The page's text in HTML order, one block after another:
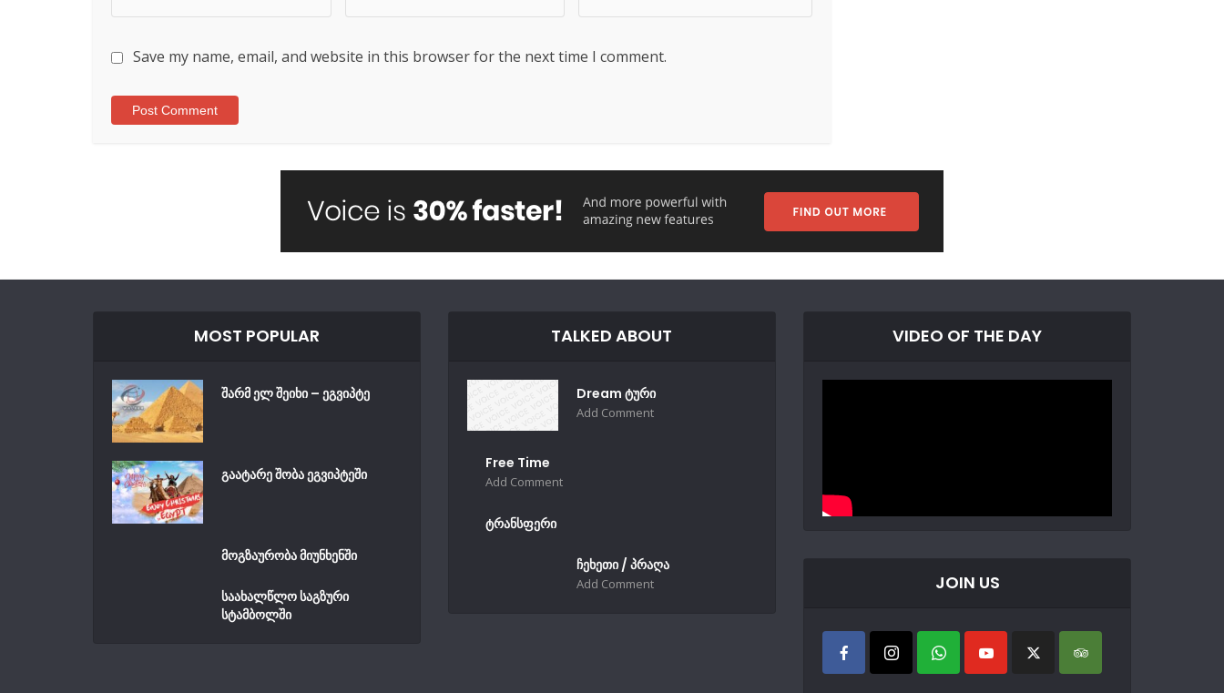
Save my name, email, and website in this browser for the next time I comment.
MOST POPULAR
შარმ ელ შეიხი – ეგვიპტე
გაატარე შობა ეგვიპტეში
მოგზაურობა მიუნხენში
საახალწლო საგზური
სტამბოლში
TALKED ABOUT
Dream ტური
Add Comment
Free Time
Add Comment
ტრანსფერი
ჩეხეთი / პრაღა
Add Comment
VIDEO OF THE DAY
JOIN US